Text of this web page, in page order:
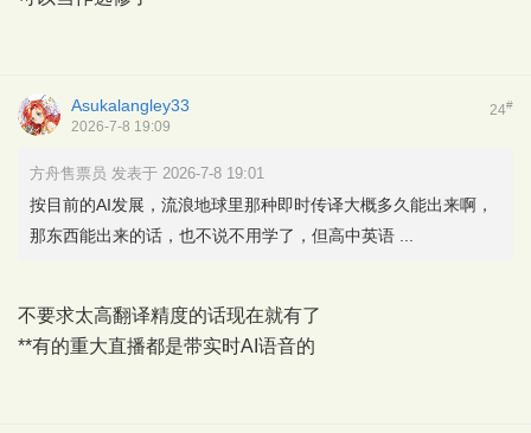
24#
Asukalangley33
2026-7-8 19:09
方舟售票员 发表于 2026-7-8 19:01
按目前的AI发展，流浪地球里那种即时传译大概多久能出来啊，
那东西能出来的话，也不说不用学了，但高中英语 ...
不要求太高翻译精度的话现在就有了
**有的重大直播都是带实时AI语音的